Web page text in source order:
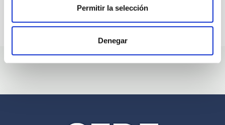
Permitir la selección
Denegar